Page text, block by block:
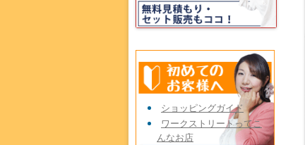
ショッピングガイド
ワークストリートってこ
んなお店